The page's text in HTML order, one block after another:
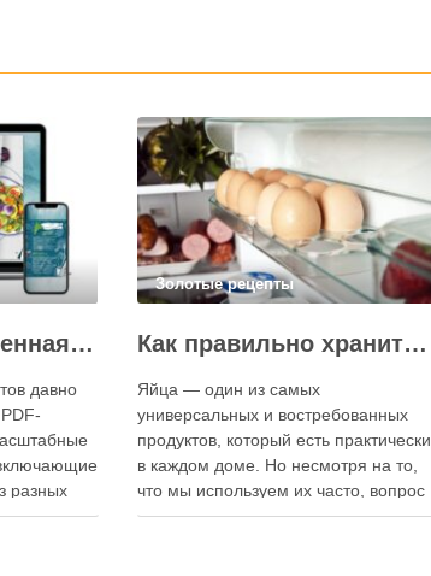
Кулинарная вселенная в цифре: топ-3 самых больших электронных книг рецептов
давно
разных
Золотые рецепты
Как правильно хранить яйца: в холодильнике или на полке?
Яйца — один из самых
универсальных и востребованных
продуктов, который есть практически
в каждом доме. Но несмотря на то,
что мы используем их часто, вопрос
хранения остаётся актуальным: где